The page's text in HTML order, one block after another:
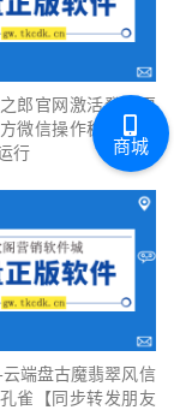
郎官网激活登录更
微信操作稳定安全
行
端盘古魔翡翠风信
雀【同步转发朋友
商城